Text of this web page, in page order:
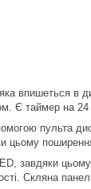
впишеться в
Є таймер на 24
пульта
цьому
завдяки
Скляна